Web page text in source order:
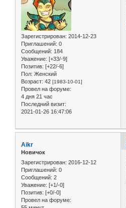
Зарегистрирован: 2014-12-23
Приглашений: 0
Сообщений: 184
Уважение: [+33/-9]
Позитив: [+22/-6]
Пол: Женский
Возраст: 42 [1983-10-01]
Провел на форуме:
4 дня 21 час
Последний визит:
2021-01-26 16:47:06
Aikr
Новичок
Зарегистрирован: 2016-12-12
Приглашений: 0
Сообщений: 2
Уважение: [+1/-0]
Позитив: [+0/-0]
Провел на форуме: